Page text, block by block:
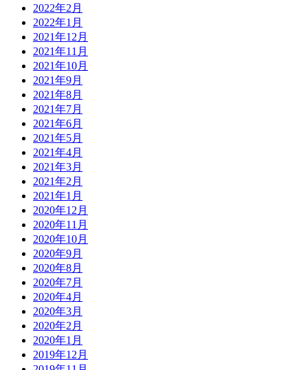
2022年2月
2022年1月
2021年12月
2021年11月
2021年10月
2021年9月
2021年8月
2021年7月
2021年6月
2021年5月
2021年4月
2021年3月
2021年2月
2021年1月
2020年12月
2020年11月
2020年10月
2020年9月
2020年8月
2020年7月
2020年4月
2020年3月
2020年2月
2020年1月
2019年12月